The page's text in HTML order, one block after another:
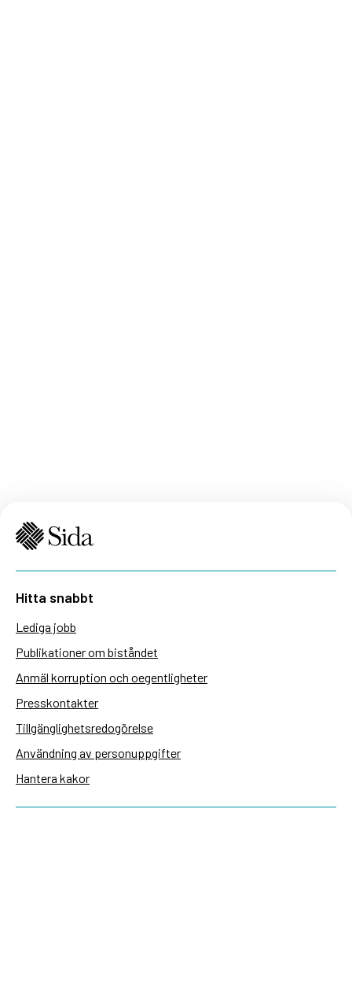
Hitta snabbt
Lediga jobb
Publikationer om biståndet
Anmäl korruption och oegentligheter
Presskontakter
Tillgänglighetsredogörelse
Användning av personuppgifter
Hantera kakor